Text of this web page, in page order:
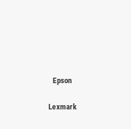
Epson
Lexmark